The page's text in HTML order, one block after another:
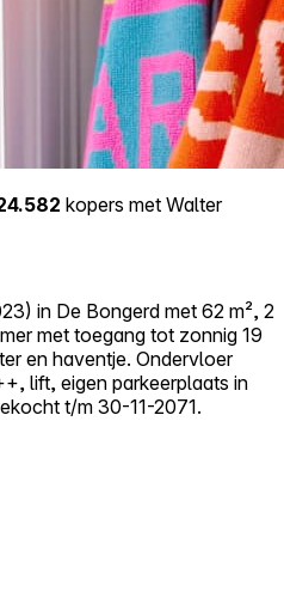
kopers met Walter
in De Bongerd met 62 m², 2
met toegang tot zonnig 19
en haventje. Ondervloer
lift, eigen parkeerplaats in
t/m 30-11-2071.